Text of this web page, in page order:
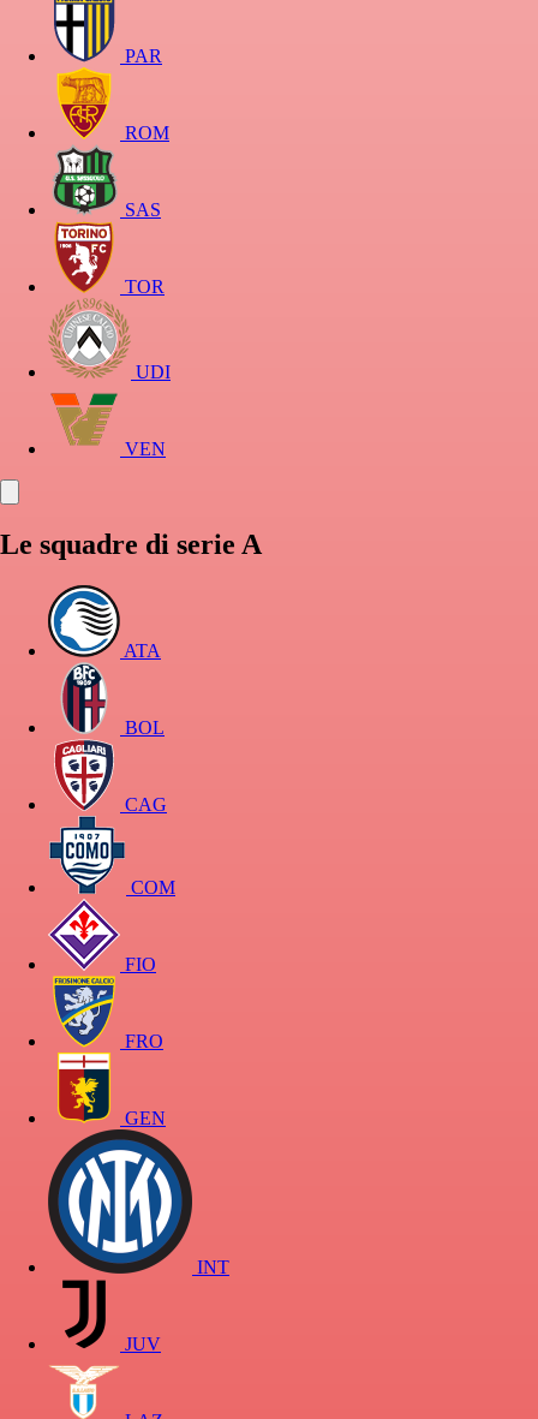
PAR
ROM
SAS
TOR
UDI
VEN
Le squadre di serie A
ATA
BOL
CAG
COM
FIO
FRO
GEN
INT
JUV